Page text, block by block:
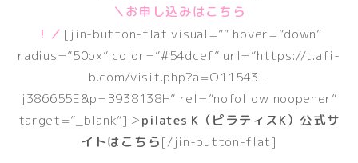
＼お申し込みはこちら
！／ [jin-button-flat visual=”” hover=”down”
radius=”50px” color=”#54dcef” url=”https://t.afi-
b.com/visit.php?a=O11543l-
j386655E&p=B938138H” rel=”nofollow noopener”
target=”_blank”]＞pilates K（ピラティスK）公式サ
イトはこちら[/jin-button-flat]